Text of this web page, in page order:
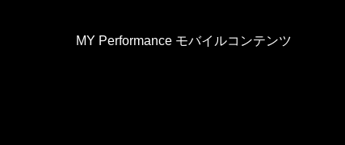
MY Performance モバイルコンテンツ